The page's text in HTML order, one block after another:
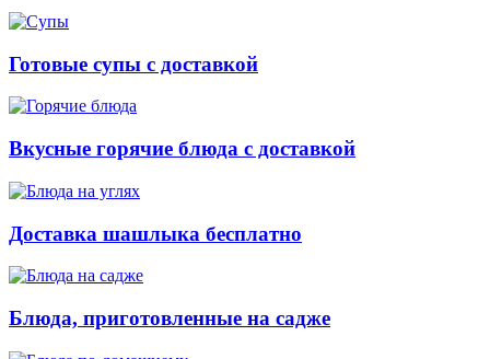
Готовые супы с доставкой
Вкусные горячие блюда с доставкой
Доставка шашлыка бесплатно
Блюда, приготовленные на садже